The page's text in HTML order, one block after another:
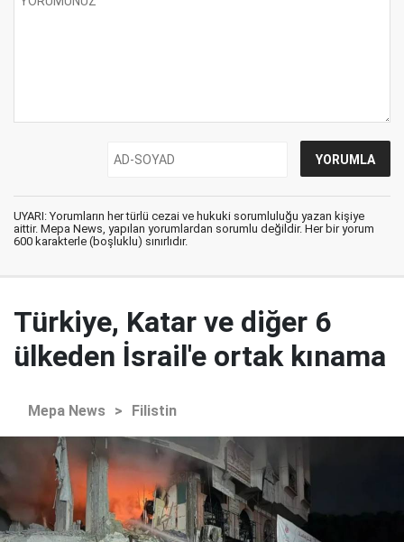
UYARI: Yorumların her türlü cezai ve hukuki sorumluluğu yazan kişiye
aittir. Mepa News, yapılan yorumlardan sorumlu değildir. Her bir yorum
600 karakterle (boşluklu) sınırlıdır.
Türkiye, Katar ve diğer 6
ülkeden İsrail'e ortak kınama
Mepa News > Filistin